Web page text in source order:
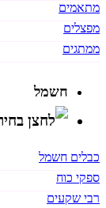
מתאמים
מפצלים
ממתגים
חשמל
כבלים חשמל
ספקי כוח
רבי שקעים